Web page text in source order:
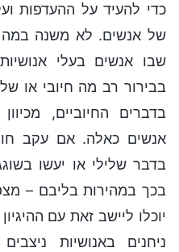
כדי להעיד על ההעדפות
של אנשים. לא משנה
שבו אנשים בעלי
בבירור רב מה חיובי או
בדברים החיוביים,
אנשים כאלה. אם עקב
בדבר שלילי או יעשו
בכך במהירות בליבם –
יוכלו ליישב זאת עם
ניחנים באנושיות